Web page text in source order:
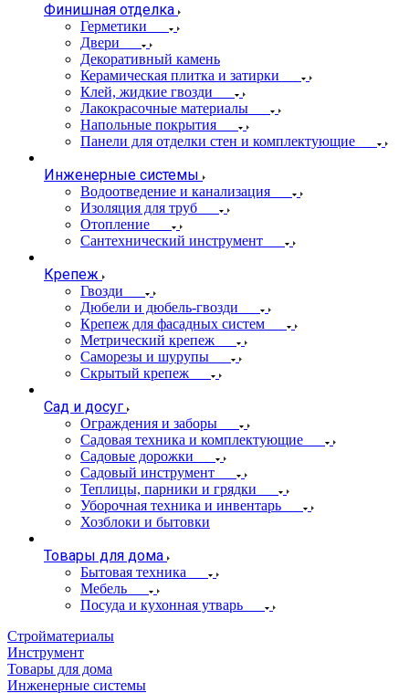
Финишная отделка
Герметики
Двери
Декоративный камень
Керамическая плитка и затирки
Клей, жидкие гвозди
Лакокрасочные материалы
Напольные покрытия
Панели для отделки стен и комплектующие
Инженерные системы
Водоотведение и канализация
Изоляция для труб
Отопление
Сантехнический инструмент
Крепеж
Гвозди
Дюбели и дюбель-гвозди
Крепеж для фасадных систем
Метрический крепеж
Саморезы и шурупы
Скрытый крепеж
Сад и досуг
Ограждения и заборы
Садовая техника и комплектующие
Садовые дорожки
Садовый инструмент
Теплицы, парники и грядки
Уборочная техника и инвентарь
Хозблоки и бытовки
Товары для дома
Бытовая техника
Мебель
Посуда и кухонная утварь
Стройматериалы
Инструмент
Товары для дома
Инженерные системы